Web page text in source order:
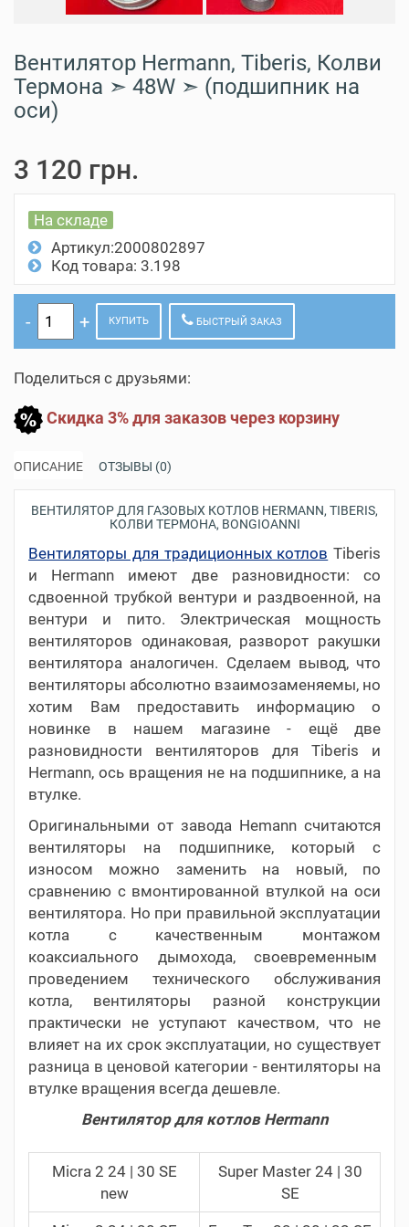
Вентилятор Hermann, Tiberis, Колви
Термона ➣ 48W ➣ (подшипник на
оси)
3 120 грн.
На складе
Артикул:2000802897
Код товара: 3.198
КУПИТЬ БЫСТРЫЙ ЗАКАЗ
Поделиться с друзьями:
Скидка 3% для заказов через корзину
ОПИСАНИЕ ОТЗЫВЫ (0)
ВЕНТИЛЯТОР ДЛЯ ГАЗОВЫХ КОТЛОВ HERMANN, TIBERIS,
КОЛВИ ТЕРМОНА, BONGIOANNI
Вентиляторы для традиционных котлов Tiberis
и Hermann имеют две разновидности: со
сдвоенной трубкой вентури и раздвоенной, на
вентури и пито. Электрическая мощность
вентиляторов одинаковая, разворот ракушки
вентилятора аналогичен. Сделаем вывод, что
вентиляторы абсолютно взаимозаменяемы, но
хотим Вам предоставить информацию о
новинке в нашем магазине - ещё две
разновидности вентиляторов для Tiberis и
Hermann, ось вращения не на подшипнике, а на
втулке.
Оригинальными от завода Hemann считаются
вентиляторы на подшипнике, который с
износом можно заменить на новый, по
сравнению с вмонтированной втулкой на оси
вентилятора. Но при правильной эксплуатации
котла с качественным монтажом
коаксиального дымохода, своевременным
проведением технического обслуживания
котла, вентиляторы разной конструкции
практически не уступают качеством, что не
влияет на их срок эксплуатации, но существует
разница в ценовой категории - вентиляторы на
втулке вращения всегда дешевле.
Вентилятор для котлов Hermann
Micra 2 24 | 30 SE
new
Super Master 24 | 30
SE